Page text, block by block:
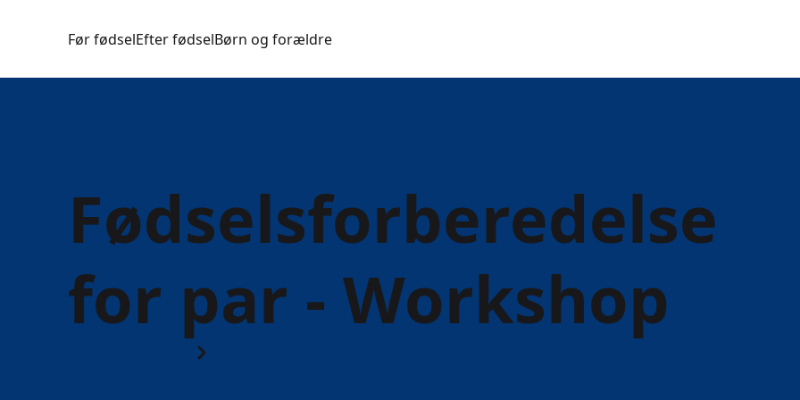
Før fødselEfter fødselBørn og forældre
Fødselsforberedelse
for par - Workshop